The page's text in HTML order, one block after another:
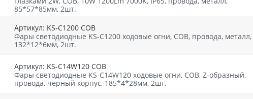
85*57*85мм, 2шт.
Артикул: KS-C1200 COB
Фары светодиодные KS-C1200 ходовые огни, COB, провода, металл,
132*12*6мм, 2шт.
Артикул: KS-C14W120 COB
Фары светодиодные KS-C14W120 ходовые огни, COB, Z-образный,
провода, черный корпус, 185*4*28мм, 2шт.